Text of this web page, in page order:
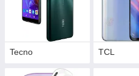
Tecno TCL